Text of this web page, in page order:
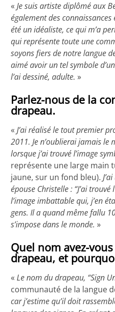
«Je suis artiste diplômé aux
également des connaissances
été un idéaliste, ce qui m’a
qui représente toute une
soyons fiers de notre langue
aimé avoir un tel symbole
l’ai dessiné, adulte.»
Parlez-nous de la
drapeau.
«J’ai réalisé le tout premier
2011. Je n’oublierai jamais le
lorsque j’ai trouvé l’image
représente une large main
jaune, sur un fond bleu).
épouse Christelle : “J’ai trouvé
l’image imbattable qui, j’en
gens. Il a quand même fallu
s’impose dans le monde. »
Quel nom avez-
drapeau, et
«Le nom du drapeau, “Sign
communauté de la langue
car j’estime qu’il doit